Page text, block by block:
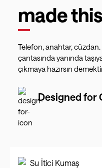
made this
Telefon, anahtar,
çantasında yanında
çıkmaya hazırsın
Designed for
Su İtici Kumaş